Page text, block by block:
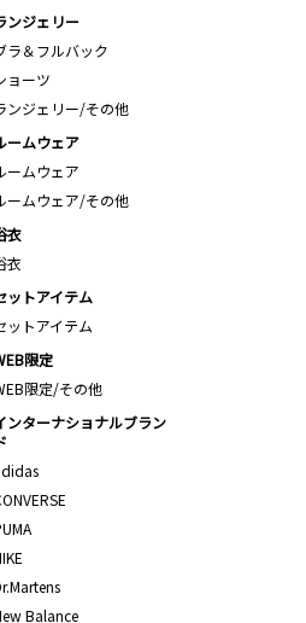
ンジェリー
ラ＆フルバック
ョーツ
ンジェリー/その他
ームウェア
ームウェア
ームウェア/その他
衣
衣
ットアイテム
ットアイテム
限定
限定/その他
ンターナショナルブラン
Balance